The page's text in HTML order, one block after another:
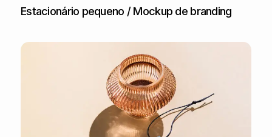
Estacionário pequeno / Mockup de branding